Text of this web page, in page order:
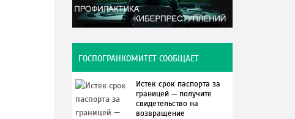
ГОСПОГРАНКОМИТЕТ СООБЩАЕТ
Истек срок паспорта за
границей — получите
свидетельство на
возвращение